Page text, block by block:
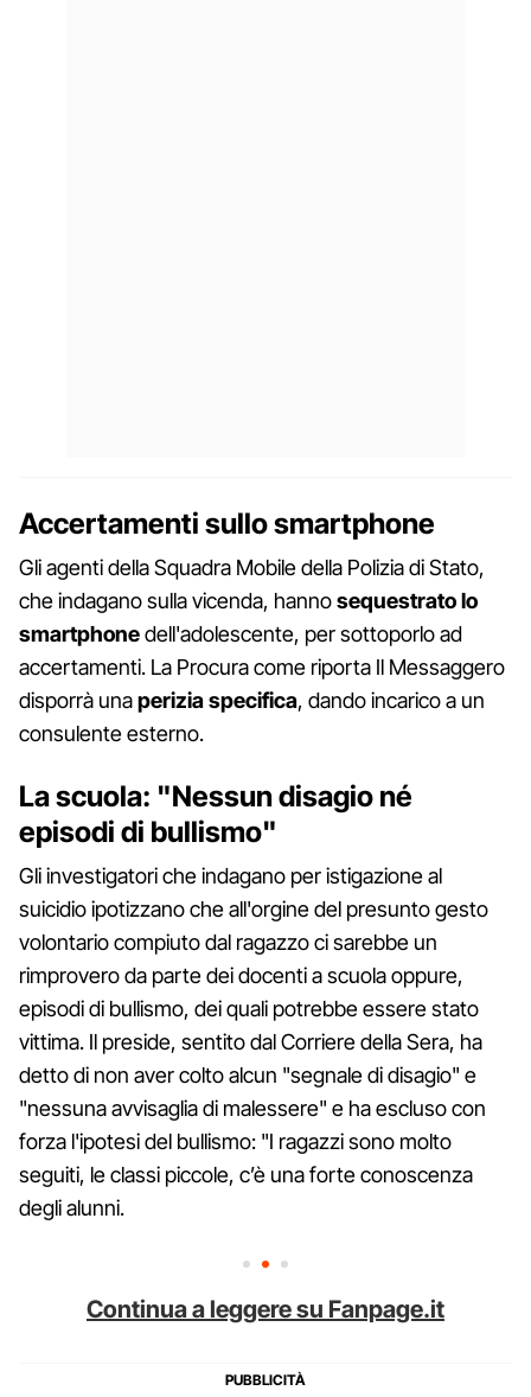
Accertamenti sullo smartphone
Gli agenti della Squadra Mobile della Polizia di Stato,
che indagano sulla vicenda, hannosequestrato lo
smartphonedell'adolescente, per sottoporlo ad
accertamenti. La Procura come riporta Il Messaggero
disporrà unaperizia specifica, dando incarico a un
consulente esterno.
La scuola: "Nessun disagio né
episodi di bullismo"
Gli investigatori che indagano per istigazione al
suicidio ipotizzano che all'orgine del presunto gesto
volontario compiuto dal ragazzo ci sarebbe un
rimprovero da parte dei docenti a scuola oppure,
episodi di bullismo, dei quali potrebbe essere stato
vittima. Il preside, sentito dal Corriere della Sera, ha
detto di non aver colto alcun "segnale di disagio" e
"nessuna avvisaglia di malessere" e ha escluso con
forza l'ipotesi del bullismo: "I ragazzi sono molto
seguiti, le classi piccole, c’è una forte conoscenza
degli alunni.
Continua a leggere su Fanpage.it